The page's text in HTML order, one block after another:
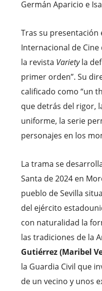
Germán Aparicio e
Tras su presentación
Internacional de Cine
la revista Varietyla
primer orden”. Su
calificado como “un
que detrás del rigor,
uniforme, la serie
personajes en los
La trama se
Santa de 2024 en
pueblo de Sevilla
del ejército
con naturalidad la
las tradiciones de la
Gutiérrez (Maribel
la Guardia Civil que
de un vecino y unos